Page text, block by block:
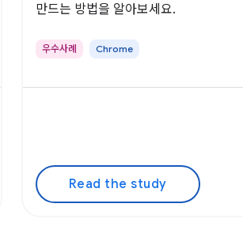
만드는 방법을 알아보세요.
우수사례 Chrome
Read the study